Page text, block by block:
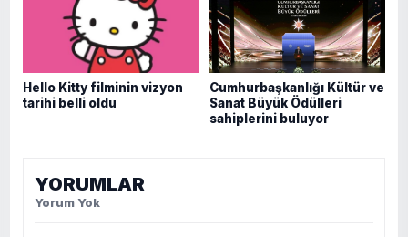
Hello Kitty filminin vizyon
tarihi belli oldu
Cumhurbaşkanlığı Kültür ve
Sanat Büyük Ödülleri
sahiplerini buluyor
YORUMLAR
Yorum Yok